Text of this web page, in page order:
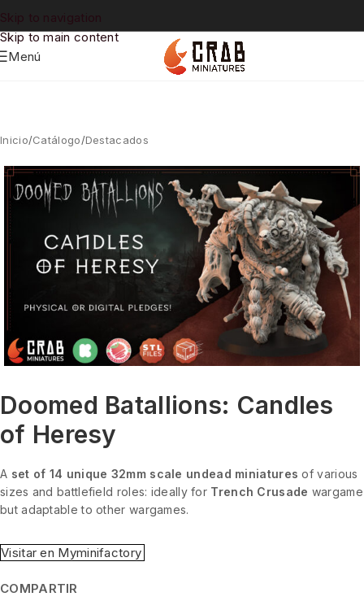
Skip to navigation
Skip to main content
Menú
Inicio/Catálogo/Destacados
Doomed Batallions: Candles
of Heresy
A set of 14 unique 32mm scale undead miniatures of various
sizes and battlefield roles: ideally for Trench Crusade wargame
but adaptable to other wargames.
Visitar en Myminifactory
COMPARTIR